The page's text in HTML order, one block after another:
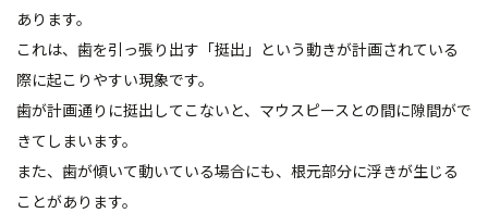
あります。
これは、歯を引っ張り出す「挺出」という動きが計画されている
際に起こりやすい現象です。
歯が計画通りに挺出してこないと、マウスピースとの間に隙間がで
きてしまいます。
また、歯が傾いて動いている場合にも、根元部分に浮きが生じる
ことがあります。